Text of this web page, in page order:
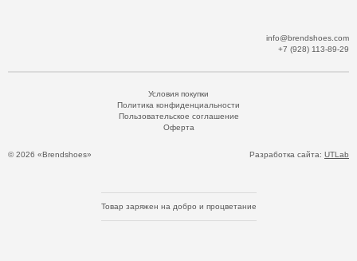
info@brendshoes.com
+7 (928) 113-89-29
© 2026 «Brendshoes»
Условия покупки
Политика конфиденциальности
Пользовательское соглашение
Оферта
Разработка сайта: UTLab
Товар заряжен на добро и процветание